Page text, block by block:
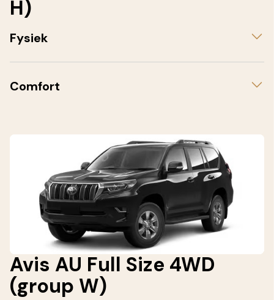
H)
Fysiek
Comfort
Avis AU Full Size 4WD
(group W)